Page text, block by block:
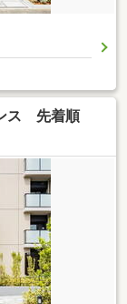
ス 先着順